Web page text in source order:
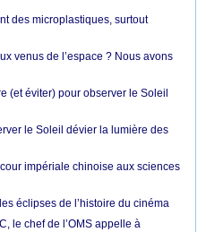
des microplastiques, surtout
venus de l’espace ? Nous avons
(et éviter) pour observer le Soleil
le Soleil dévier la lumière des
impériale chinoise aux sciences
éclipses de l’histoire du cinéma
le chef de l’OMS appelle à